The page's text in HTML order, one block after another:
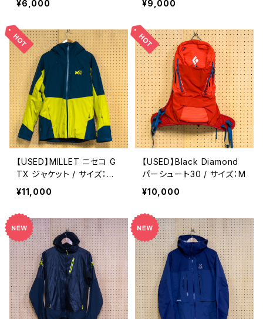
Slate
¥6,000
ED】
¥9,000
【USED】MILLET ニセコ G
TX ジャケット / サイズ：M
（JPL）
¥11,000
【USED】Black Diamond
パーシュート30 / サイズ：M
¥10,000